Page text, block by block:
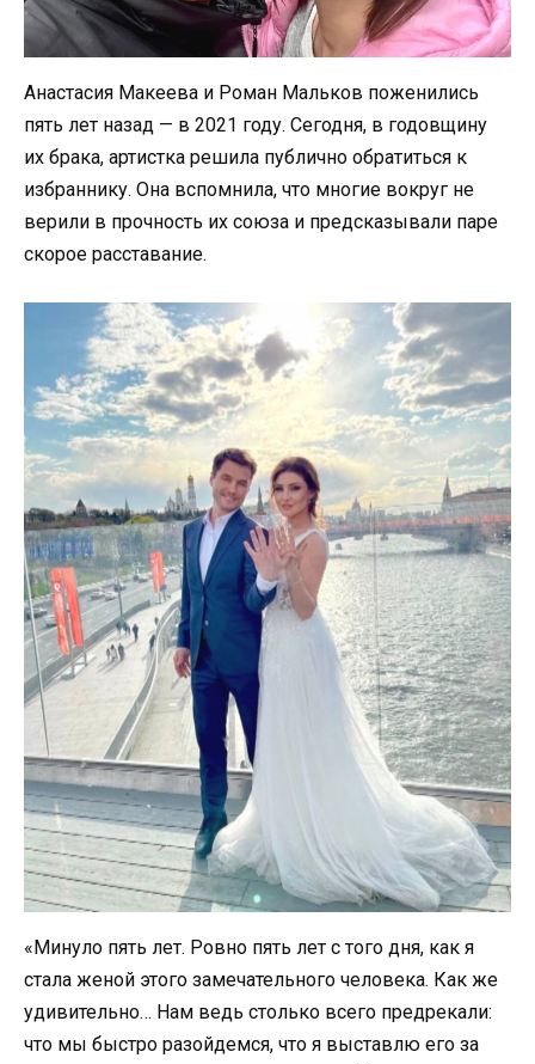
Анастасия Макеева и Роман Мальков поженились
пять лет назад — в 2021 году. Сегодня, в годовщину
их брака, артистка решила публично обратиться к
избраннику. Она вспомнила, что многие вокруг не
верили в прочность их союза и предсказывали паре
скорое расставание.
«Минуло пять лет. Ровно пять лет с того дня, как я
стала женой этого замечательного человека. Как же
удивительно… Нам ведь столько всего предрекали:
что мы быстро разойдемся, что я выставлю его за